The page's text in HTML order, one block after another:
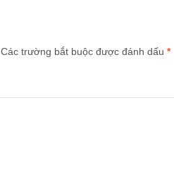
Các trường bắt buộc được đánh dấu *